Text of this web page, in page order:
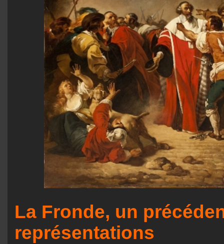
La Fronde, un
représentations